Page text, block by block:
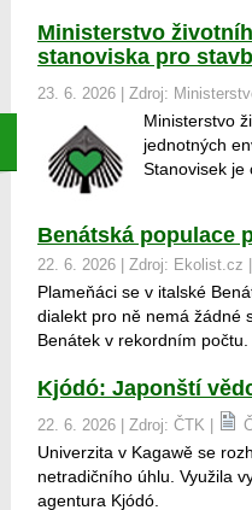
Ministerstvo
stanoviska pro
23. 6. 2026 | Zdroj:
Ministerstvo
jednotných
Stanovisek je
Benátská populace
22. 6. 2026 | Zdroj: Ekolist.cz |
Plameňáci se v italské
dialekt pro ně nemá žádné
Benátek v rekordním počtu.
Kjódó: Japonští
22. 6. 2026 | Zdroj: ČTK |
Univerzita v Kagawě se
netradičního úhlu. Využila
agentura Kjódó.